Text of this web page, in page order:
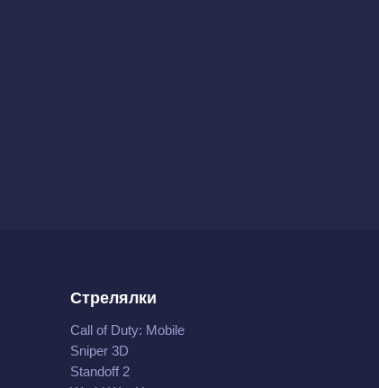
Стрелялки
Call of Duty: Mobile
Sniper 3D
Standoff 2